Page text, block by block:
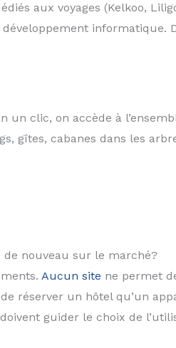
aux voyages (Kelkoo,
informatique.
un clic, on accède à
gîtes, cabanes dans les
nouveau sur le marché?
Aucun site ne permet
réserver un hôtel qu’un
guider le choix de